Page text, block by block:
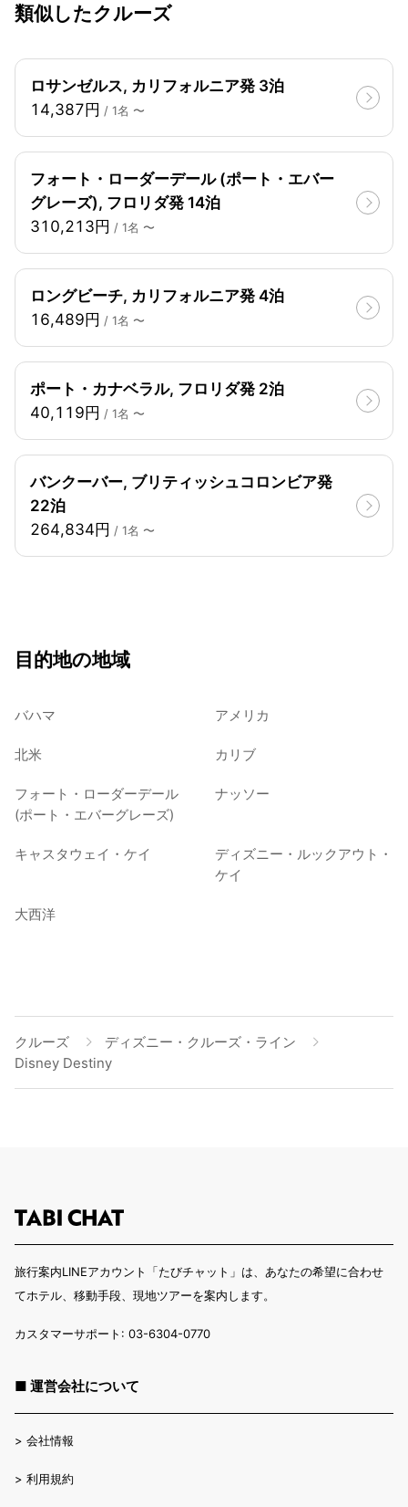
類似したクルーズ
ロサンゼルス, カリフォルニア発 3泊
14,387円 / 1名 〜
フォート・ローダーデール (ポート・エバー
グレーズ), フロリダ発 14泊
310,213円 / 1名 〜
ロングビーチ, カリフォルニア発 4泊
16,489円 / 1名 〜
ポート・カナベラル, フロリダ発 2泊
40,119円 / 1名 〜
バンクーバー, ブリティッシュコロンビア発
22泊
264,834円 / 1名 〜
目的地の地域
バハマ アメリカ
北米 カリブ
フォート・ローダーデール
(ポート・エバーグレーズ)
ナッソー
キャスタウェイ・ケイ
ディズニー・ルックアウト・
ケイ
大西洋
クルーズ
ディズニー・クルーズ・ライン
Disney Destiny
旅行案内LINEアカウント「たびチャット」は、あなたの希望に合わせ
てホテル、移動手段、現地ツアーを案内します。
カスタマーサポート: 03-6304-0770
■ 運営会社について
> 会社情報
> 利用規約